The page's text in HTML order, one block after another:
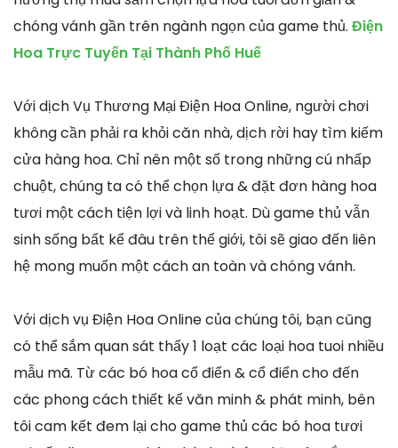
chóng vánh gần trên ngành ngọn của game thủ. Điện
Hoa Trực Tuyến Tại Thành Phố Huế
Với dịch Vụ Thương Mại Điện Hoa Online, người chơi
không cần phải ra khỏi căn nhà, dịch rời hay tìm kiếm
cửa hàng hoa. Chỉ nên một số trong những cú nhấp
chuột, chúng ta có thể chọn lựa & đặt đơn hàng hoa
tươi một cách tiện lợi và linh hoạt. Dù game thủ vẫn
sinh sống bất kể đâu trên thế giới, tôi sẽ giao đến liên
hệ mong muốn một cách an toàn và chóng vánh.
Với dịch vụ Điện Hoa Online của chúng tôi, bạn cũng
có thể sắm quan sát thấy 1 loạt các loại hoa tuoi nhiều
mẫu mã. Từ các bó hoa cổ điển & cổ điển cho đến
các phong cách thiết kế văn minh & phát minh, bên
tôi cam kết đem lại cho game thủ các bó hoa tươi